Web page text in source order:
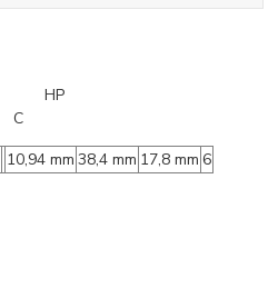
HP
10,94 mm 38,4 mm 17,8 mm 6